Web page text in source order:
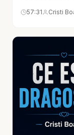
fricii: te temi
vinovăției: te
Închisoarea
transformat în
nu se mai
Apoi mesajul
adevărul.
57:31 Cristi